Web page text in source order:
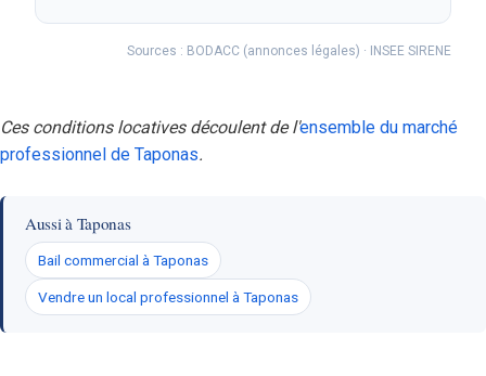
Sources : BODACC (annonces légales) · INSEE SIRENE
Ces conditions locatives découlent de l'ensemble du marché
professionnel de Taponas.
Aussi à Taponas
Bail commercial à Taponas
Vendre un local professionnel à Taponas